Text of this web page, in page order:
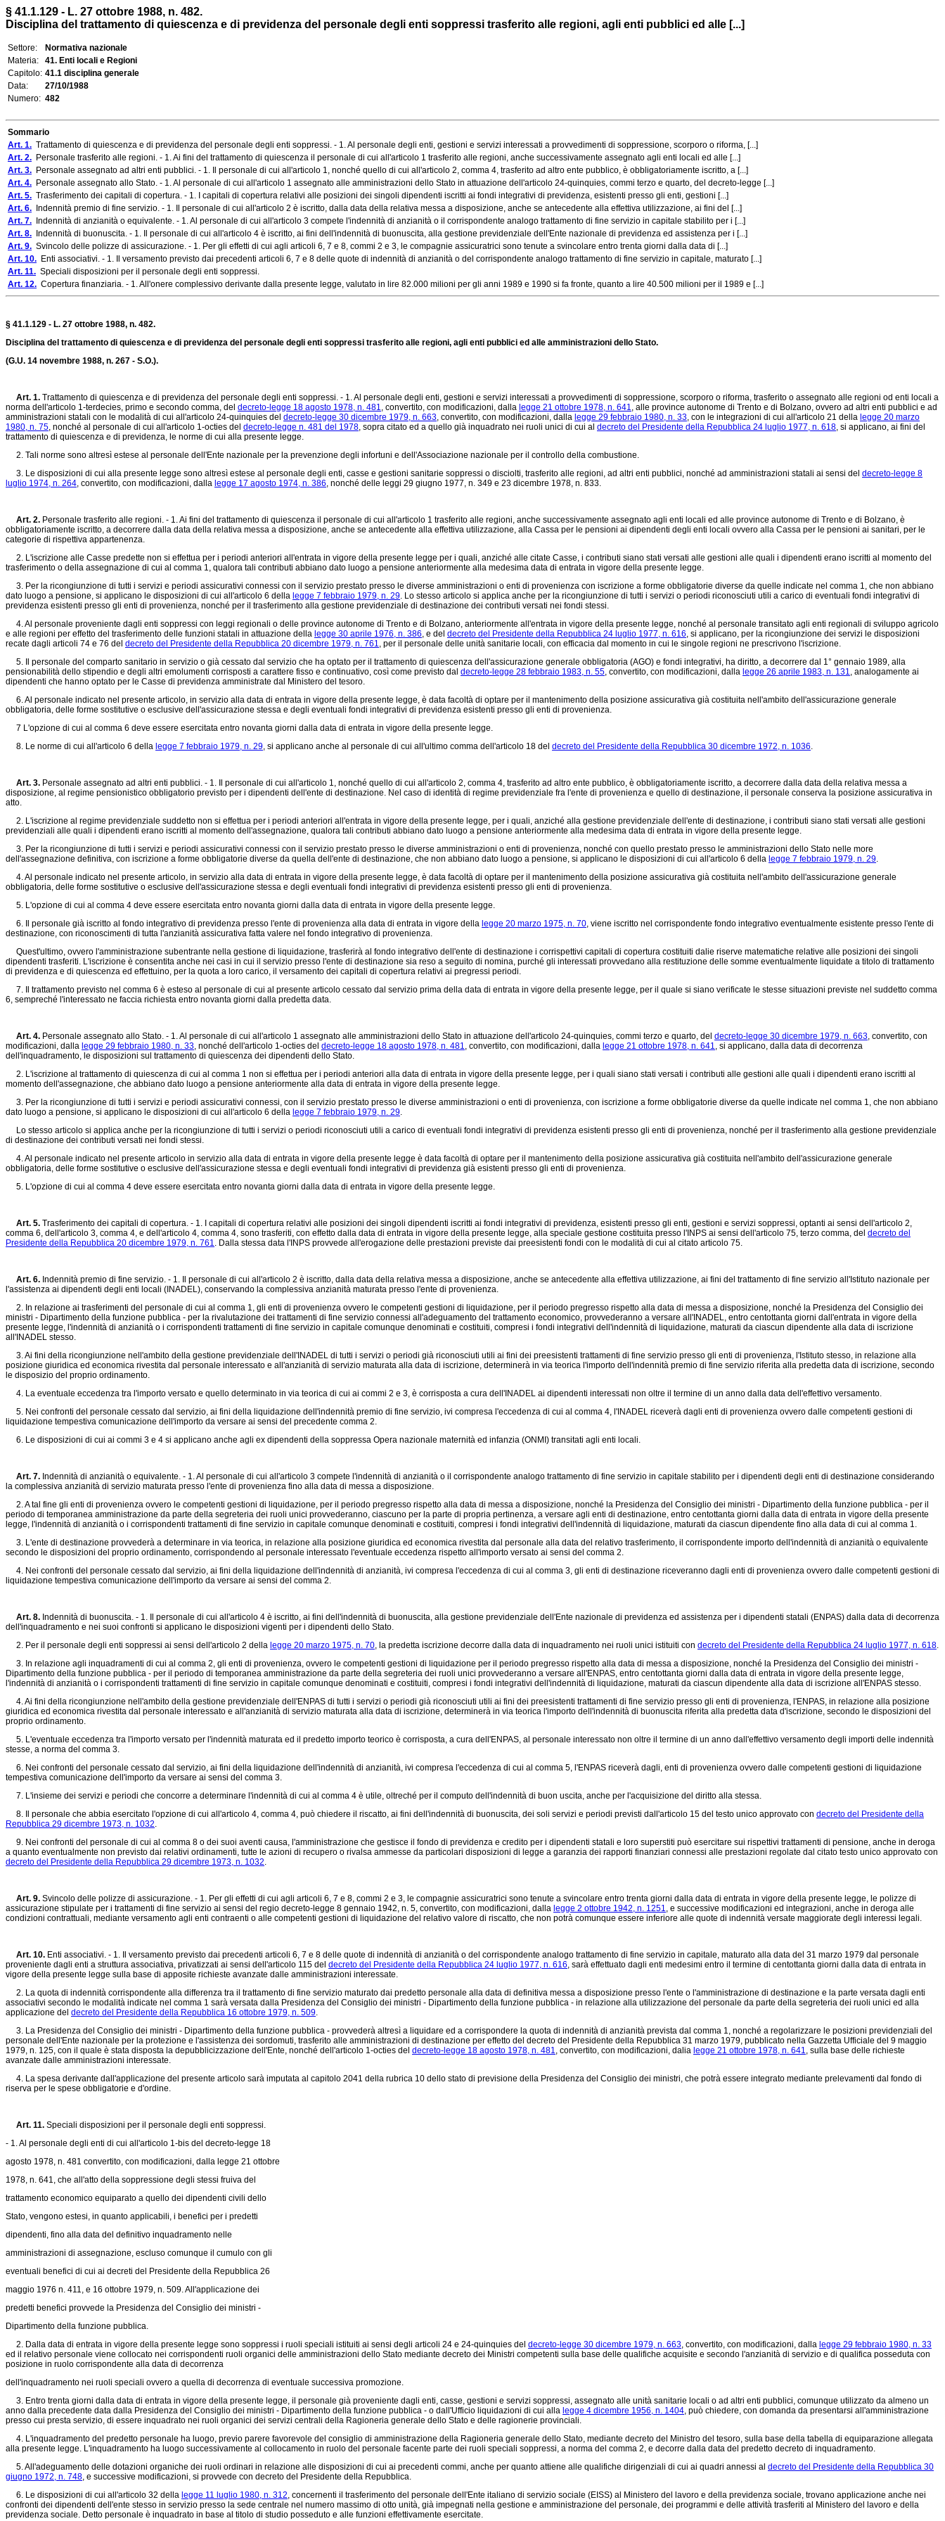
§ 41.1.129 - L. 27 ottobre 1988, n. 482.
Disciplina del trattamento di quiescenza e di previdenza del personale degli enti soppressi trasferito alle regioni, agli enti pubblici ed alle [...]
Settore:
Normativa nazionale
Materia:
41. Enti locali e Regioni
Capitolo: 41.1 disciplina generale
Data:
27/10/1988
Numero: 482
Sommario
Art. 1. Trattamento di quiescenza e di previdenza del personale degli enti soppressi. - 1. Al personale degli enti, gestioni e servizi interessati a provvedimenti di soppressione, scorporo o riforma, [...]
Art. 2. Personale trasferito alle regioni. - 1. Ai fini del trattamento di quiescenza il personale di cui all'articolo 1 trasferito alle regioni, anche successivamente assegnato agli enti locali ed alle [...]
Art. 3. Personale assegnato ad altri enti pubblici. - 1. Il personale di cui all'articolo 1, nonché quello di cui all'articolo 2, comma 4, trasferito ad altro ente pubblico, è obbligatoriamente iscritto, a [...]
Art. 4. Personale assegnato allo Stato. - 1. Al personale di cui all'articolo 1 assegnato alle amministrazioni dello Stato in attuazione dell'articolo 24-quinquies, commi terzo e quarto, del decreto-legge [...]
Art. 5. Trasferimento dei capitali di copertura. - 1. I capitali di copertura relativi alle posizioni dei singoli dipendenti iscritti ai fondi integrativi di previdenza, esistenti presso gli enti, gestioni [...]
Art. 6. Indennità premio di fine servizio. - 1. Il personale di cui all'articolo 2 è iscritto, dalla data della relativa messa a disposizione, anche se antecedente alla effettiva utilizzazione, ai fini del [...]
Art. 7. Indennità di anzianità o equivalente. - 1. Al personale di cui all'articolo 3 compete l'indennità di anzianità o il corrispondente analogo trattamento di fine servizio in capitale stabilito per i [...]
Art. 8. Indennità di buonuscita. - 1. Il personale di cui all'articolo 4 è iscritto, ai fini dell'indennità di buonuscita, alla gestione previdenziale dell'Ente nazionale di previdenza ed assistenza per i [...]
Art. 9. Svincolo delle polizze di assicurazione. - 1. Per gli effetti di cui agli articoli 6, 7 e 8, commi 2 e 3, le compagnie assicuratrici sono tenute a svincolare entro trenta giorni dalla data di [...]
Art. 10. Enti associativi. - 1. Il versamento previsto dai precedenti articoli 6, 7 e 8 delle quote di indennità di anzianità o del corrispondente analogo trattamento di fine servizio in capitale, maturato [...]
Art. 11. Speciali disposizioni per il personale degli enti soppressi.
Art. 12. Copertura finanziaria. - 1. All'onere complessivo derivante dalla presente legge, valutato in lire 82.000 milioni per gli anni 1989 e 1990 si fa fronte, quanto a lire 40.500 milioni per il 1989 e [...]
§ 41.1.129 - L. 27 ottobre 1988, n. 482.
Disciplina del trattamento di quiescenza e di previdenza del personale degli enti soppressi trasferito alle regioni, agli enti pubblici ed alle amministrazioni dello Stato.
(G.U. 14 novembre 1988, n. 267 - S.O.).
Art. 1. Trattamento di quiescenza e di previdenza del personale degli enti soppressi. - 1. Al personale degli enti, gestioni e servizi interessati a provvedimenti di soppressione, scorporo o riforma, trasferito o assegnato alle regioni od enti locali a
norma dell'articolo 1-terdecies, primo e secondo comma, del decreto-legge 18 agosto 1978, n. 481, convertito, con modificazioni, dalla legge 21 ottobre 1978, n. 641, alle province autonome di Trento e di Bolzano, ovvero ad altri enti pubblici e ad
amministrazioni statali con le modalità di cui all'articolo 24-quinquies del decreto-legge 30 dicembre 1979, n. 663, convertito, con modificazioni, dalla legge 29 febbraio 1980, n. 33, con le integrazioni di cui all'articolo 21 della legge 20 marzo
1980, n. 75, nonché al personale di cui all'articolo 1-octies del decreto-legge n. 481 del 1978, sopra citato ed a quello già inquadrato nei ruoli unici di cui al decreto del Presidente della Repubblica 24 luglio 1977, n. 618, si applicano, ai fini del
trattamento di quiescenza e di previdenza, le norme di cui alla presente legge.
2. Tali norme sono altresì estese al personale dell'Ente nazionale per la prevenzione degli infortuni e dell'Associazione nazionale per il controllo della combustione.
3. Le disposizioni di cui alla presente legge sono altresì estese al personale degli enti, casse e gestioni sanitarie soppressi o disciolti, trasferito alle regioni, ad altri enti pubblici, nonché ad amministrazioni statali ai sensi del decreto-legge 8
luglio 1974, n. 264, convertito, con modificazioni, dalla legge 17 agosto 1974, n. 386, nonché delle leggi 29 giugno 1977, n. 349 e 23 dicembre 1978, n. 833.
Art. 2. Personale trasferito alle regioni. - 1. Ai fini del trattamento di quiescenza il personale di cui all'articolo 1 trasferito alle regioni, anche successivamente assegnato agli enti locali ed alle province autonome di Trento e di Bolzano, è
obbligatoriamente iscritto, a decorrere dalla data della relativa messa a disposizione, anche se antecedente alla effettiva utilizzazione, alla Cassa per le pensioni ai dipendenti degli enti locali ovvero alla Cassa per le pensioni ai sanitari, per le
categorie di rispettiva appartenenza.
2. L'iscrizione alle Casse predette non si effettua per i periodi anteriori all'entrata in vigore della presente legge per i quali, anziché alle citate Casse, i contributi siano stati versati alle gestioni alle quali i dipendenti erano iscritti al momento del
trasferimento o della assegnazione di cui al comma 1, qualora tali contributi abbiano dato luogo a pensione anteriormente alla medesima data di entrata in vigore della presente legge.
3. Per la ricongiunzione di tutti i servizi e periodi assicurativi connessi con il servizio prestato presso le diverse amministrazioni o enti di provenienza con iscrizione a forme obbligatorie diverse da quelle indicate nel comma 1, che non abbiano
dato luogo a pensione, si applicano le disposizioni di cui all'articolo 6 della legge 7 febbraio 1979, n. 29. Lo stesso articolo si applica anche per la ricongiunzione di tutti i servizi o periodi riconosciuti utili a carico di eventuali fondi integrativi di
previdenza esistenti presso gli enti di provenienza, nonché per il trasferimento alla gestione previdenziale di destinazione dei contributi versati nei fondi stessi.
4. Al personale proveniente dagli enti soppressi con leggi regionali o delle province autonome di Trento e di Bolzano, anteriormente all'entrata in vigore della presente legge, nonché al personale transitato agli enti regionali di sviluppo agricolo
e alle regioni per effetto del trasferimento delle funzioni statali in attuazione della legge 30 aprile 1976, n. 386, e del decreto del Presidente della Repubblica 24 luglio 1977, n. 616, si applicano, per la ricongiunzione dei servizi le disposizioni
recate dagli articoli 74 e 76 del decreto del Presidente della Repubblica 20 dicembre 1979, n. 761, per il personale delle unità sanitarie locali, con efficacia dal momento in cui le singole regioni ne prescrivono l'iscrizione.
5. Il personale del comparto sanitario in servizio o già cessato dal servizio che ha optato per il trattamento di quiescenza dell'assicurazione generale obbligatoria (AGO) e fondi integrativi, ha diritto, a decorrere dal 1° gennaio 1989, alla
pensionabilità dello stipendio e degli altri emolumenti corrisposti a carattere fisso e continuativo, così come previsto dal decreto-legge 28 febbraio 1983, n. 55, convertito, con modificazioni, dalla legge 26 aprile 1983, n. 131, analogamente ai
dipendenti che hanno optato per le Casse di previdenza amministrate dal Ministero del tesoro.
6. Al personale indicato nel presente articolo, in servizio alla data di entrata in vigore della presente legge, è data facoltà di optare per il mantenimento della posizione assicurativa già costituita nell'ambito dell'assicurazione generale
obbligatoria, delle forme sostitutive o esclusive dell'assicurazione stessa e degli eventuali fondi integrativi di previdenza esistenti presso gli enti di provenienza.
7 L'opzione di cui al comma 6 deve essere esercitata entro novanta giorni dalla data di entrata in vigore della presente legge.
8. Le norme di cui all'articolo 6 della legge 7 febbraio 1979, n. 29, si applicano anche al personale di cui all'ultimo comma dell'articolo 18 del decreto del Presidente della Repubblica 30 dicembre 1972, n. 1036.
Art. 3. Personale assegnato ad altri enti pubblici. - 1. Il personale di cui all'articolo 1, nonché quello di cui all'articolo 2, comma 4, trasferito ad altro ente pubblico, è obbligatoriamente iscritto, a decorrere dalla data della relativa messa a
disposizione, al regime pensionistico obbligatorio previsto per i dipendenti dell'ente di destinazione. Nel caso di identità di regime previdenziale fra l'ente di provenienza e quello di destinazione, il personale conserva la posizione assicurativa in
atto.
2. L'iscrizione al regime previdenziale suddetto non si effettua per i periodi anteriori all'entrata in vigore della presente legge, per i quali, anziché alla gestione previdenziale dell'ente di destinazione, i contributi siano stati versati alle gestioni
previdenziali alle quali i dipendenti erano iscritti al momento dell'assegnazione, qualora tali contributi abbiano dato luogo a pensione anteriormente alla medesima data di entrata in vigore della presente legge.
3. Per la ricongiunzione di tutti i servizi e periodi assicurativi connessi con il servizio prestato presso le diverse amministrazioni o enti di provenienza, nonché con quello prestato presso le amministrazioni dello Stato nelle more
dell'assegnazione definitiva, con iscrizione a forme obbligatorie diverse da quella dell'ente di destinazione, che non abbiano dato luogo a pensione, si applicano le disposizioni di cui all'articolo 6 della legge 7 febbraio 1979, n. 29.
4. Al personale indicato nel presente articolo, in servizio alla data di entrata in vigore della presente legge, è data facoltà di optare per il mantenimento della posizione assicurativa già costituita nell'ambito dell'assicurazione generale
obbligatoria, delle forme sostitutive o esclusive dell'assicurazione stessa e degli eventuali fondi integrativi di previdenza esistenti presso gli enti di provenienza.
5. L'opzione di cui al comma 4 deve essere esercitata entro novanta giorni dalla data di entrata in vigore della presente legge.
6. Il personale già iscritto al fondo integrativo di previdenza presso l'ente di provenienza alla data di entrata in vigore della legge 20 marzo 1975, n. 70, viene iscritto nel corrispondente fondo integrativo eventualmente esistente presso l'ente di
destinazione, con riconoscimenti di tutta l'anzianità assicurativa fatta valere nel fondo integrativo di provenienza.
Quest'ultimo, ovvero l'amministrazione subentrante nella gestione di liquidazione, trasferirà al fondo integrativo dell'ente di destinazione i corrispettivi capitali di copertura costituiti dalie riserve matematiche relative alle posizioni dei singoli
dipendenti trasferiti. L'iscrizione è consentita anche nei casi in cui il servizio presso l'ente di destinazione sia reso a seguito di nomina, purché gli interessati provvedano alla restituzione delle somme eventualmente liquidate a titolo di trattamento
di previdenza e di quiescenza ed effettuino, per la quota a loro carico, il versamento dei capitali di copertura relativi ai pregressi periodi.
7. Il trattamento previsto nel comma 6 è esteso al personale di cui al presente articolo cessato dal servizio prima della data di entrata in vigore della presente legge, per il quale si siano verificate le stesse situazioni previste nel suddetto comma
6, sempreché l'interessato ne faccia richiesta entro novanta giorni dalla predetta data.
Art. 4. Personale assegnato allo Stato. - 1. Al personale di cui all'articolo 1 assegnato alle amministrazioni dello Stato in attuazione dell'articolo 24-quinquies, commi terzo e quarto, del decreto-legge 30 dicembre 1979, n. 663, convertito, con
modificazioni, dalla legge 29 febbraio 1980, n. 33, nonché dell'articolo 1-octies del decreto-legge 18 agosto 1978, n. 481, convertito, con modificazioni, dalla legge 21 ottobre 1978, n. 641, si applicano, dalla data di decorrenza
dell'inquadramento, le disposizioni sul trattamento di quiescenza dei dipendenti dello Stato.
2. L'iscrizione al trattamento di quiescenza di cui al comma 1 non si effettua per i periodi anteriori alla data di entrata in vigore della presente legge, per i quali siano stati versati i contributi alle gestioni alle quali i dipendenti erano iscritti al
momento dell'assegnazione, che abbiano dato luogo a pensione anteriormente alla data di entrata in vigore della presente legge.
3. Per la ricongiunzione di tutti i servizi e periodi assicurativi connessi, con il servizio prestato presso le diverse amministrazioni o enti di provenienza, con iscrizione a forme obbligatorie diverse da quelle indicate nel comma 1, che non abbiano
dato luogo a pensione, si applicano le disposizioni di cui all'articolo 6 della legge 7 febbraio 1979, n. 29.
Lo stesso articolo si applica anche per la ricongiunzione di tutti i servizi o periodi riconosciuti utili a carico di eventuali fondi integrativi di previdenza esistenti presso gli enti di provenienza, nonché per il trasferimento alla gestione previdenziale
di destinazione dei contributi versati nei fondi stessi.
4. Al personale indicato nel presente articolo in servizio alla data di entrata in vigore della presente legge è data facoltà di optare per il mantenimento della posizione assicurativa già costituita nell'ambito dell'assicurazione generale
obbligatoria, delle forme sostitutive o esclusive dell'assicurazione stessa e degli eventuali fondi integrativi di previdenza già esistenti presso gli enti di provenienza.
5. L'opzione di cui al comma 4 deve essere esercitata entro novanta giorni dalla data di entrata in vigore della presente legge.
Art. 5. Trasferimento dei capitali di copertura. - 1. I capitali di copertura relativi alle posizioni dei singoli dipendenti iscritti ai fondi integrativi di previdenza, esistenti presso gli enti, gestioni e servizi soppressi, optanti ai sensi dell'articolo 2,
comma 6, dell'articolo 3, comma 4, e dell'articolo 4, comma 4, sono trasferiti, con effetto dalla data di entrata in vigore della presente legge, alla speciale gestione costituita presso l'INPS ai sensi dell'articolo 75, terzo comma, del decreto del
Presidente della Repubblica 20 dicembre 1979, n. 761. Dalla stessa data l'INPS provvede all'erogazione delle prestazioni previste dai preesistenti fondi con le modalità di cui al citato articolo 75.
Art. 6. Indennità premio di fine servizio. - 1. Il personale di cui all'articolo 2 è iscritto, dalla data della relativa messa a disposizione, anche se antecedente alla effettiva utilizzazione, ai fini del trattamento di fine servizio all'Istituto nazionale per
l'assistenza ai dipendenti degli enti locali (INADEL), conservando la complessiva anzianità maturata presso l'ente di provenienza.
2. In relazione ai trasferimenti del personale di cui al comma 1, gli enti di provenienza ovvero le competenti gestioni di liquidazione, per il periodo pregresso rispetto alla data di messa a disposizione, nonché la Presidenza del Consiglio dei
ministri - Dipartimento della funzione pubblica - per la rivalutazione dei trattamenti di fine servizio connessi all'adeguamento del trattamento economico, provvederanno a versare all'INADEL, entro centottanta giorni dall'entrata in vigore della
presente legge, l'indennità di anzianità o i corrispondenti trattamenti di fine servizio in capitale comunque denominati e costituiti, compresi i fondi integrativi dell'indennità di liquidazione, maturati da ciascun dipendente alla data di iscrizione
all'INADEL stesso.
3. Ai fini della ricongiunzione nell'ambito della gestione previdenziale dell'INADEL di tutti i servizi o periodi già riconosciuti utili ai fini dei preesistenti trattamenti di fine servizio presso gli enti di provenienza, l'Istituto stesso, in relazione alla
posizione giuridica ed economica rivestita dal personale interessato e all'anzianità di servizio maturata alla data di iscrizione, determinerà in via teorica l'importo dell'indennità premio di fine servizio riferita alla predetta data di iscrizione, secondo
le disposizio del proprio ordinamento.
4. La eventuale eccedenza tra l'importo versato e quello determinato in via teorica di cui ai commi 2 e 3, è corrisposta a cura dell'INADEL ai dipendenti interessati non oltre il termine di un anno dalla data dell'effettivo versamento.
5. Nei confronti del personale cessato dal servizio, ai fini della liquidazione dell'indennità premio di fine servizio, ivi compresa l'eccedenza di cui al comma 4, l'INADEL riceverà dagli enti di provenienza ovvero dalle competenti gestioni di
liquidazione tempestiva comunicazione dell'importo da versare ai sensi del precedente comma 2.
6. Le disposizioni di cui ai commi 3 e 4 si applicano anche agli ex dipendenti della soppressa Opera nazionale maternità ed infanzia (ONMI) transitati agli enti locali.
Art. 7. Indennità di anzianità o equivalente. - 1. Al personale di cui all'articolo 3 compete l'indennità di anzianità o il corrispondente analogo trattamento di fine servizio in capitale stabilito per i dipendenti degli enti di destinazione considerando
la complessiva anzianità di servizio maturata presso l'ente di provenienza fino alla data di messa a disposizione.
2. A tal fine gli enti di provenienza ovvero le competenti gestioni di liquidazione, per il periodo pregresso rispetto alla data di messa a disposizione, nonché la Presidenza del Consiglio dei ministri - Dipartimento della funzione pubblica - per il
periodo di temporanea amministrazione da parte della segreteria dei ruoli unici provvederanno, ciascuno per la parte di propria pertinenza, a versare agli enti di destinazione, entro centottanta giorni dalla data di entrata in vigore della presente
legge, l'indennità di anzianità o i corrispondenti trattamenti di fine servizio in capitale comunque denominati e costituiti, compresi i fondi integrativi dell'indennità di liquidazione, maturati da ciascun dipendente fino alla data di cui al comma 1.
3. L'ente di destinazione provvederà a determinare in via teorica, in relazione alla posizione giuridica ed economica rivestita dal personale alla data del relativo trasferimento, il corrispondente importo dell'indennità di anzianità o equivalente
secondo le disposizioni del proprio ordinamento, corrispondendo al personale interessato l'eventuale eccedenza rispetto all'importo versato ai sensi del comma 2.
4. Nei confronti del personale cessato dal servizio, ai fini della liquidazione dell'indennità di anzianità, ivi compresa l'eccedenza di cui al comma 3, gli enti di destinazione riceveranno dagli enti di provenienza ovvero dalle competenti gestioni di
liquidazione tempestiva comunicazione dell'importo da versare ai sensi del comma 2.
Art. 8. Indennità di buonuscita. - 1. Il personale di cui all'articolo 4 è iscritto, ai fini dell'indennità di buonuscita, alla gestione previdenziale dell'Ente nazionale di previdenza ed assistenza per i dipendenti statali (ENPAS) dalla data di decorrenza
dell'inquadramento e nei suoi confronti si applicano le disposizioni vigenti per i dipendenti dello Stato.
2. Per il personale degli enti soppressi ai sensi dell'articolo 2 della legge 20 marzo 1975, n. 70, la predetta iscrizione decorre dalla data di inquadramento nei ruoli unici istituiti con decreto del Presidente della Repubblica 24 luglio 1977, n. 618.
3. In relazione agli inquadramenti di cui al comma 2, gli enti di provenienza, ovvero le competenti gestioni di liquidazione per il periodo pregresso rispetto alla data di messa a disposizione, nonché la Presidenza del Consiglio dei ministri -
Dipartimento della funzione pubblica - per il periodo di temporanea amministrazione da parte della segreteria dei ruoli unici provvederanno a versare all'ENPAS, entro centottanta giorni dalla data di entrata in vigore della presente legge,
l'indennità di anzianità o i corrispondenti trattamenti di fine servizio in capitale comunque denominati e costituiti, compresi i fondi integrativi dell'indennità di liquidazione, maturati da ciascun dipendente alla data di iscrizione all'ENPAS stesso.
4. Ai fini della ricongiunzione nell'ambito della gestione previdenziale dell'ENPAS di tutti i servizi o periodi già riconosciuti utili ai fini dei preesistenti trattamenti di fine servizio presso gli enti di provenienza, l'ENPAS, in relazione alla posizione
giuridica ed economica rivestita dal personale interessato e all'anzianità di servizio maturata alla data di iscrizione, determinerà in via teorica l'importo dell'indennità di buonuscita riferita alla predetta data d'iscrizione, secondo le disposizioni del
proprio ordinamento.
5. L'eventuale eccedenza tra l'importo versato per l'indennità maturata ed il predetto importo teorico è corrisposta, a cura dell'ENPAS, al personale interessato non oltre il termine di un anno dall'effettivo versamento degli importi delle indennità
stesse, a norma del comma 3.
6. Nei confronti del personale cessato dal servizio, ai fini della liquidazione dell'indennità di anzianità, ivi compresa l'eccedenza di cui al comma 5, l'ENPAS riceverà dagli, enti di provenienza ovvero dalle competenti gestioni di liquidazione
tempestiva comunicazione dell'importo da versare ai sensi del comma 3.
7. L'insieme dei servizi e periodi che concorre a determinare l'indennità di cui al comma 4 è utile, oltreché per il computo dell'indennità di buon uscita, anche per l'acquisizione del diritto alla stessa.
8. Il personale che abbia esercitato l'opzione di cui all'articolo 4, comma 4, può chiedere il riscatto, ai fini dell'indennità di buonuscita, dei soli servizi e periodi previsti dall'articolo 15 del testo unico approvato con decreto del Presidente della
Repubblica 29 dicembre 1973, n. 1032.
9. Nei confronti del personale di cui al comma 8 o dei suoi aventi causa, l'amministrazione che gestisce il fondo di previdenza e credito per i dipendenti statali e loro superstiti può esercitare sui rispettivi trattamenti di pensione, anche in deroga
a quanto eventualmente non previsto dai relativi ordinamenti, tutte le azioni di recupero o rivalsa ammesse da particolari disposizioni di legge a garanzia dei rapporti finanziari connessi alle prestazioni regolate dal citato testo unico approvato con
decreto del Presidente della Repubblica 29 dicembre 1973, n. 1032.
Art. 9. Svincolo delle polizze di assicurazione. - 1. Per gli effetti di cui agli articoli 6, 7 e 8, commi 2 e 3, le compagnie assicuratrici sono tenute a svincolare entro trenta giorni dalla data di entrata in vigore della presente legge, le polizze di
assicurazione stipulate per i trattamenti di fine servizio ai sensi del regio decreto-legge 8 gennaio 1942, n. 5, convertito, con modificazioni, dalla legge 2 ottobre 1942, n. 1251, e successive modificazioni ed integrazioni, anche in deroga alle
condizioni contrattuali, mediante versamento agli enti contraenti o alle competenti gestioni di liquidazione del relativo valore di riscatto, che non potrà comunque essere inferiore alle quote di indennità versate maggiorate degli interessi legali.
Art. 10. Enti associativi. - 1. Il versamento previsto dai precedenti articoli 6, 7 e 8 delle quote di indennità di anzianità o del corrispondente analogo trattamento di fine servizio in capitale, maturato alla data del 31 marzo 1979 dal personale
proveniente dagli enti a struttura associativa, privatizzati ai sensi dell'articolo 115 del decreto del Presidente della Repubblica 24 luglio 1977, n. 616, sarà effettuato dagli enti medesimi entro il termine di centottanta giorni dalla data di entrata in
vigore della presente legge sulla base di apposite richieste avanzate dalle amministrazioni interessate.
2. La quota di indennità corrispondente alla differenza tra il trattamento di fine servizio maturato dai predetto personale alla data di definitiva messa a disposizione presso l'ente o l'amministrazione di destinazione e la parte versata dagli enti
associativi secondo le modalità indicate nel comma 1 sarà versata dalla Presidenza del Consiglio dei ministri - Dipartimento della funzione pubblica - in relazione alla utilizzazione del personale da parte della segreteria dei ruoli unici ed alla
applicazione del decreto del Presidente della Repubblica 16 ottobre 1979, n. 509.
3. La Presidenza del Consiglio dei ministri - Dipartimento della funzione pubblica - provvederà altresì a liquidare ed a corrispondere la quota di indennità di anzianità prevista dal comma 1, nonché a regolarizzare le posizioni previdenziali del
personale dell'Ente nazionale per la protezione e l'assistenza dei sordomuti, trasferito alle amministrazioni di destinazione per effetto del decreto del Presidente della Repubblica 31 marzo 1979, pubblicato nella Gazzetta Ufficiale del 9 maggio
1979, n. 125, con il quale è stata disposta la depubblicizzazione dell'Ente, nonché dell'articolo 1-octies del decreto-legge 18 agosto 1978, n. 481, convertito, con modificazioni, dalia legge 21 ottobre 1978, n. 641, sulla base delle richieste
avanzate dalle amministrazioni interessate.
4. La spesa derivante dall'applicazione del presente articolo sarà imputata al capitolo 2041 della rubrica 10 dello stato di previsione della Presidenza del Consiglio dei ministri, che potrà essere integrato mediante prelevamenti dal fondo di
riserva per le spese obbligatorie e d'ordine.
Art. 11. Speciali disposizioni per il personale degli enti soppressi.
- 1. Al personale degli enti di cui all'articolo 1-bis del decreto-legge 18
agosto 1978, n. 481 convertito, con modificazioni, dalla legge 21 ottobre
1978, n. 641, che all'atto della soppressione degli stessi fruiva del
trattamento economico equiparato a quello dei dipendenti civili dello
Stato, vengono estesi, in quanto applicabili, i benefici per i predetti
dipendenti, fino alla data del definitivo inquadramento nelle
amministrazioni di assegnazione, escluso comunque il cumulo con gli
eventuali benefici di cui ai decreti del Presidente della Repubblica 26
maggio 1976 n. 411, e 16 ottobre 1979, n. 509. All'applicazione dei
predetti benefici provvede la Presidenza del Consiglio dei ministri -
Dipartimento della funzione pubblica.
2. Dalla data di entrata in vigore della presente legge sono soppressi i ruoli speciali istituiti ai sensi degli articoli 24 e 24-quinquies del decreto-legge 30 dicembre 1979, n. 663, convertito, con modificazioni, dalla legge 29 febbraio 1980, n. 33
ed il relativo personale viene collocato nei corrispondenti ruoli organici delle amministrazioni dello Stato mediante decreto dei Ministri competenti sulla base delle qualifiche acquisite e secondo l'anzianità di servizio e di qualifica posseduta con
posizione in ruolo corrispondente alla data di decorrenza
dell'inquadramento nei ruoli speciali ovvero a quella di decorrenza di eventuale successiva promozione.
3. Entro trenta giorni dalla data di entrata in vigore della presente legge, il personale già proveniente dagli enti, casse, gestioni e servizi soppressi, assegnato alle unità sanitarie locali o ad altri enti pubblici, comunque utilizzato da almeno un
anno dalla precedente data dalla Presidenza del Consiglio dei ministri - Dipartimento della funzione pubblica - o dall'Ufficio liquidazioni di cui alla legge 4 dicembre 1956, n. 1404, può chiedere, con domanda da presentarsi all'amministrazione
presso cui presta servizio, di essere inquadrato nei ruoli organici dei servizi centrali della Ragioneria generale dello Stato e delle ragionerie provinciali.
4. L'inquadramento del predetto personale ha luogo, previo parere favorevole del consiglio di amministrazione della Ragioneria generale dello Stato, mediante decreto del Ministro del tesoro, sulla base della tabella di equiparazione allegata
alla presente legge. L'inquadramento ha luogo successivamente al collocamento in ruolo del personale facente parte dei ruoli speciali soppressi, a norma del comma 2, e decorre dalla data del predetto decreto di inquadramento.
5. All'adeguamento delle dotazioni organiche dei ruoli ordinari in relazione alle disposizioni di cui ai precedenti commi, anche per quanto attiene alle qualifiche dirigenziali di cui ai quadri annessi al decreto del Presidente della Repubblica 30
giugno 1972, n. 748, e successive modificazioni, si provvede con decreto del Presidente della Repubblica.
6. Le disposizioni di cui all'articolo 32 della legge 11 luglio 1980, n. 312, concernenti il trasferimento del personale dell'Ente italiano di servizio sociale (EISS) al Ministero del lavoro e della previdenza sociale, trovano applicazione anche nei
confronti dei dipendenti dell'ente stesso in servizio presso la sede centrale nel numero massimo di otto unità, già impegnati nella gestione e amministrazione del personale, dei programmi e delle attività trasferiti al Ministero del lavoro e della
previdenza sociale. Detto personale è inquadrato in base al titolo di studio posseduto e alle funzioni effettivamente esercitate.